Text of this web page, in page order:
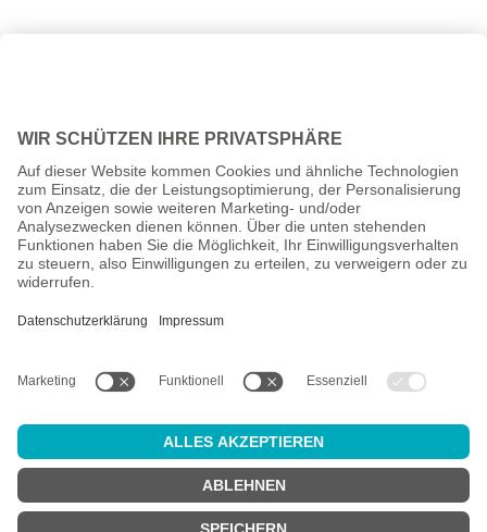
ggf. Nachnahmegebühren, wenn nicht anders angegeben.
Altersprüfung
Achtung:um diesen Onlineshop zu nutzen, müssen Siemindestens
18 Jahre alt